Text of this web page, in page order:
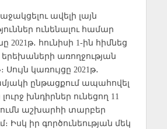
ավելի լայն
ունենալու համար
2021թ․ հունիսի 1-ին հիմնեց
առողջության
կառույցը 2021թ․
ընթացքում ապահովել
խնդիրներ ունեցող 11
աշխարհի տարբեր
Իսկ իր գործունեության մեկ